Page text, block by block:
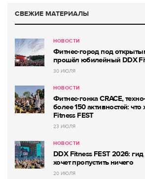
СВЕЖИЕ МАТЕРИАЛЫ
НОВОСТИ
Фитнес-город под
прошёл юбилейный DDX
30 ИЮЛЯ
НОВОСТИ
Фитнес-гонка CRACE,
более 150 активностей: что
Fitness FEST
23 ИЮЛЯ
НОВОСТИ
DDX Fitness FEST 2026: гид
хочет пропустить ничего
20 ИЮЛЯ